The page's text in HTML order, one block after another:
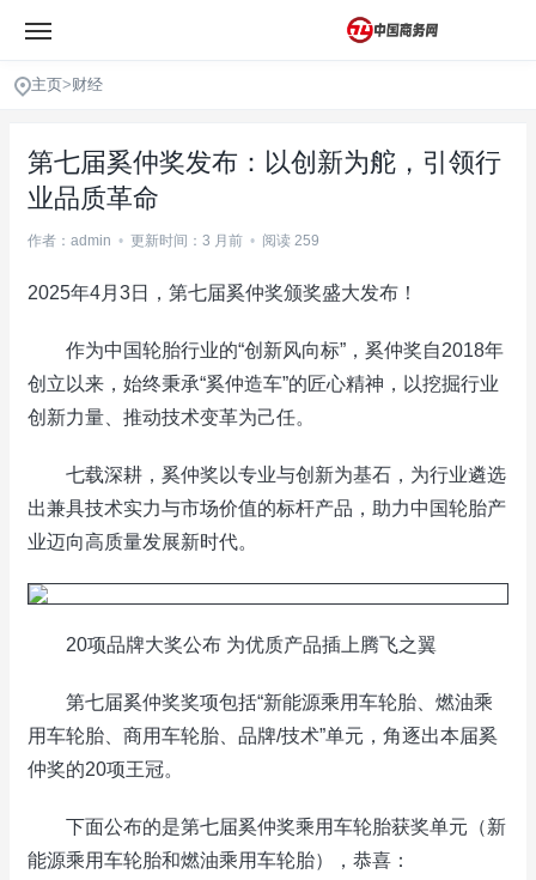
主页>财经
第七届奚仲奖发布：以创新为舵，引领行
业品质革命
作者：admin • 更新时间：3 月前 • 阅读 259
2025年4月3日，第七届奚仲奖颁奖盛大发布！
作为中国轮胎行业的“创新风向标”，奚仲奖自2018年
创立以来，始终秉承“奚仲造车”的匠心精神，以挖掘行业
创新力量、推动技术变革为己任。
七载深耕，奚仲奖以专业与创新为基石，为行业遴选
出兼具技术实力与市场价值的标杆产品，助力中国轮胎产
业迈向高质量发展新时代。
20项品牌大奖公布 为优质产品插上腾飞之翼
第七届奚仲奖奖项包括“新能源乘用车轮胎、燃油乘
用车轮胎、商用车轮胎、品牌/技术”单元，角逐出本届奚
仲奖的20项王冠。
下面公布的是第七届奚仲奖乘用车轮胎获奖单元（新
能源乘用车轮胎和燃油乘用车轮胎），恭喜：